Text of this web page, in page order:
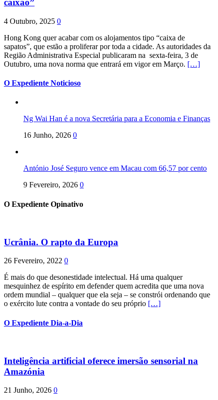
caixão”
4 Outubro, 2025 0
Hong Kong quer acabar com os alojamentos tipo “caixa de
sapatos”, que estão a proliferar por toda a cidade. As autoridades da
Região Administrativa Especial publicaram na sexta-feira, 3 de
Outubro, uma nova norma que entrará em vigor em Março. […]
O Expediente Noticioso
Ng Wai Han é a nova Secretária para a Economia e Finanças
16 Junho, 2026 0
António José Seguro vence em Macau com 66,57 por cento
9 Fevereiro, 2026 0
O Expediente Opinativo
Ucrânia. O rapto da Europa
26 Fevereiro, 2022 0
É mais do que desonestidade intelectual. Há uma qualquer
mesquinhez de espírito em defender quem acredita que uma nova
ordem mundial – qualquer que ela seja – se constrói ordenando que
o exército lute contra a vontade do seu próprio […]
O Expediente Dia-a-Dia
Inteligência artificial oferece imersão sensorial na
Amazónia
21 Junho, 2026 0